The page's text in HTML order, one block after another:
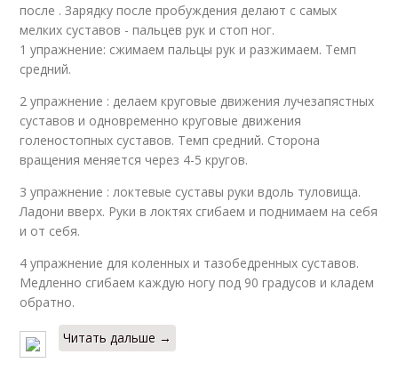
после . Зарядку после пробуждения делают с самых
мелких суставов - пальцев рук и стоп ног.
1 упражнение: сжимаем пальцы рук и разжимаем. Темп
средний.
2 упражнение : делаем круговые движения лучезапястных
суставов и одновременно круговые движения
голеностопных суставов. Темп средний. Сторона
вращения меняется через 4-5 кругов.
3 упражнение : локтевые суставы руки вдоль туловища.
Ладони вверх. Руки в локтях сгибаем и поднимаем на себя
и от себя.
4 упражнение для коленных и тазобедренных суставов.
Медленно сгибаем каждую ногу под 90 градусов и кладем
обратно.
Читать дальше →